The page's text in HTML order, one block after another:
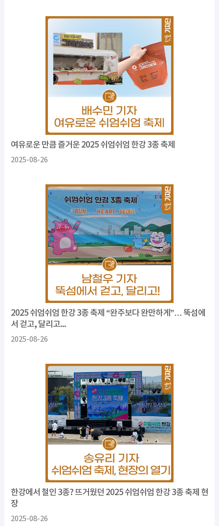
여유로운 만큼 즐거운 2025 쉬엄쉬엄 한강 3종 축제
2025-08-26
2025 쉬엄쉬엄 한강 3종 축제 “완주보다 완만하게”… 뚝섬에
서 걷고, 달리고...
2025-08-26
한강에서 철인 3종? 뜨거웠던 2025 쉬엄쉬엄 한강 3종 축제 현
장
2025-08-26